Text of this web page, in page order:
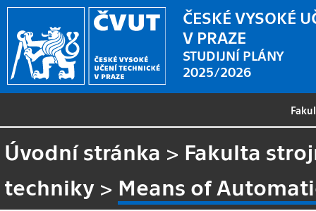
ČESKÉ VYSOKÉ
V PRAZE
STUDIJNÍ PLÁNY
2025/2026
Úvodní stránka > Fakulta
techniky > Means of